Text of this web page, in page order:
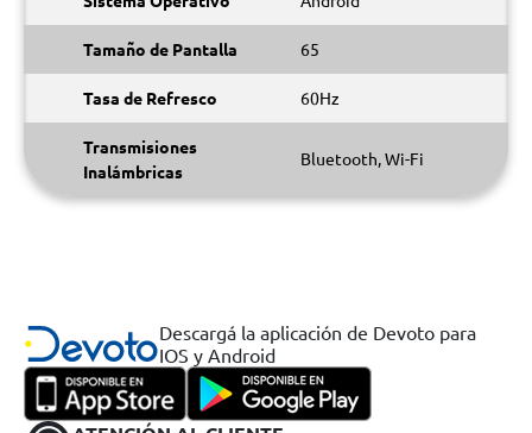
Tamaño de Pantalla 65
Tasa de Refresco 60Hz
Transmisiones
Inalámbricas
Bluetooth, Wi-Fi
Descargá la aplicación de Devoto para
IOS y Android